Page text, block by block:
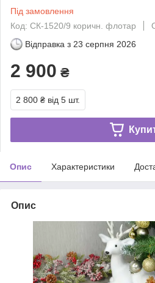
Під замовлення
Код: СК-1520/9 коричн. флотар
Відправка з 23 серпня 2026
2 900 ₴
2 800 ₴ від 5 шт.
Опис Характеристики
Опис